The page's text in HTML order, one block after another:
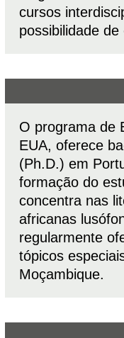
cursos
possibilidade
O programa de
EUA, oferece
(Ph.D.) em
formação do
concentra nas
africanas
regularmente
tópicos
Moçambique.